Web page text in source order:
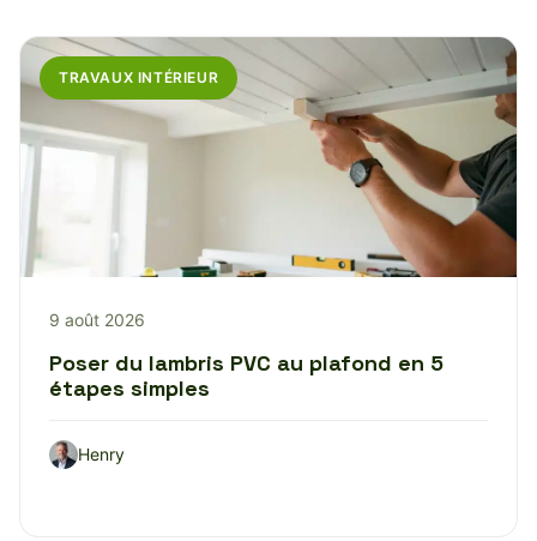
TRAVAUX INTÉRIEUR
9 août 2026
Poser du lambris PVC au plafond en 5
étapes simples
Henry